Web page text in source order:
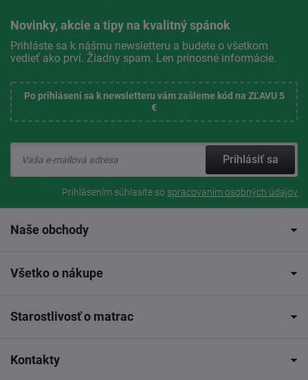
Novinky, akcie a tipy na kvalitný spánok
Prihláste sa k nášmu newsletteru a budete o všetkom
vedieť ako prví. Žiadny spam. Len prínosné informácie.
Po prihlásení sa k newsletteru vám zašleme kód na ZĽAVU 5
€
Prihlásiť sa
Prihlásením súhlasíte so spracovaním osobných údajov
Naše obchody
Všetko o nákupe
Starostlivosť o matrac
Kontakty